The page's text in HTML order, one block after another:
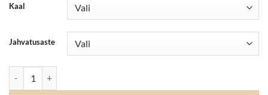
Kaal
Jahvatusaste